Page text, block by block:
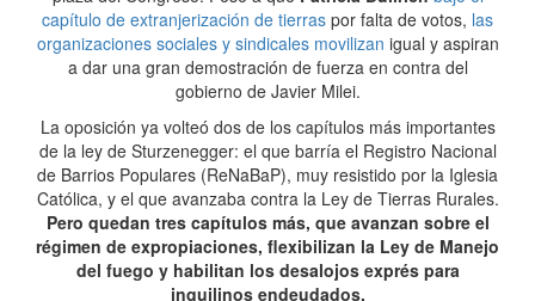
capítulo de extranjerización de tierras por falta de votos, las
organizaciones sociales y sindicales movilizan igual y aspiran
a dar una gran demostración de fuerza en contra del
gobierno de Javier Milei.
La oposición ya volteó dos de los capítulos más importantes
de la ley de Sturzenegger: el que barría el Registro Nacional
de Barrios Populares (ReNaBaP), muy resistido por la Iglesia
Católica, y el que avanzaba contra la Ley de Tierras Rurales.
Pero quedan tres capítulos más, que avanzan sobre el
régimen de expropiaciones, flexibilizan la Ley de Manejo
del fuego y habilitan los desalojos exprés para
inquilinos endeudados.